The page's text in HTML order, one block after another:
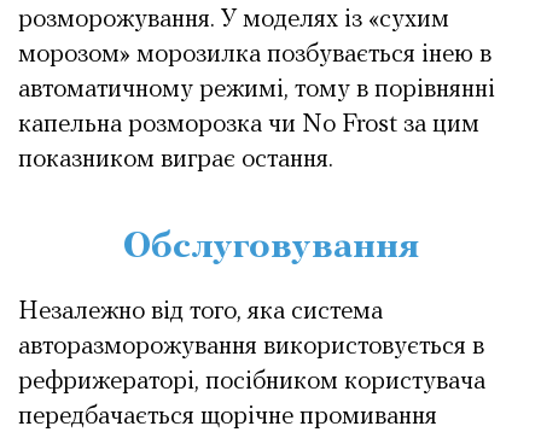
розморожування. У моделях із «сухим
морозом» морозилка позбувається інею в
автоматичному режимі, тому в порівнянні
капельна розморозка чи No Frost за цим
показником виграє остання.
Обслуговування
Незалежно від того, яка система
авторазморожування використовується в
рефрижераторі, посібником користувача
передбачається щорічне промивання